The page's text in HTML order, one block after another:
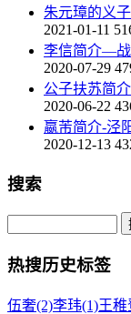
朱元璋的义
2021-01-11
李信简介—战
2020-07-29
公子扶苏简
2020-06-22
嬴芾简介-泾
2020-12-13
搜索
热搜历史标签
伍奢(2)李玮(1)王稚